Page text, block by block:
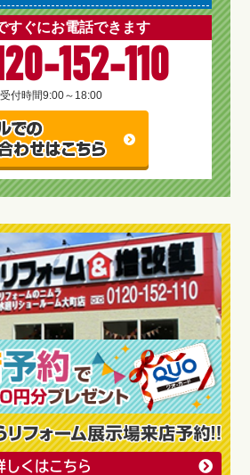
すぐにお電話できます
152-110
受付時間9:00～18:00
しくはこちら